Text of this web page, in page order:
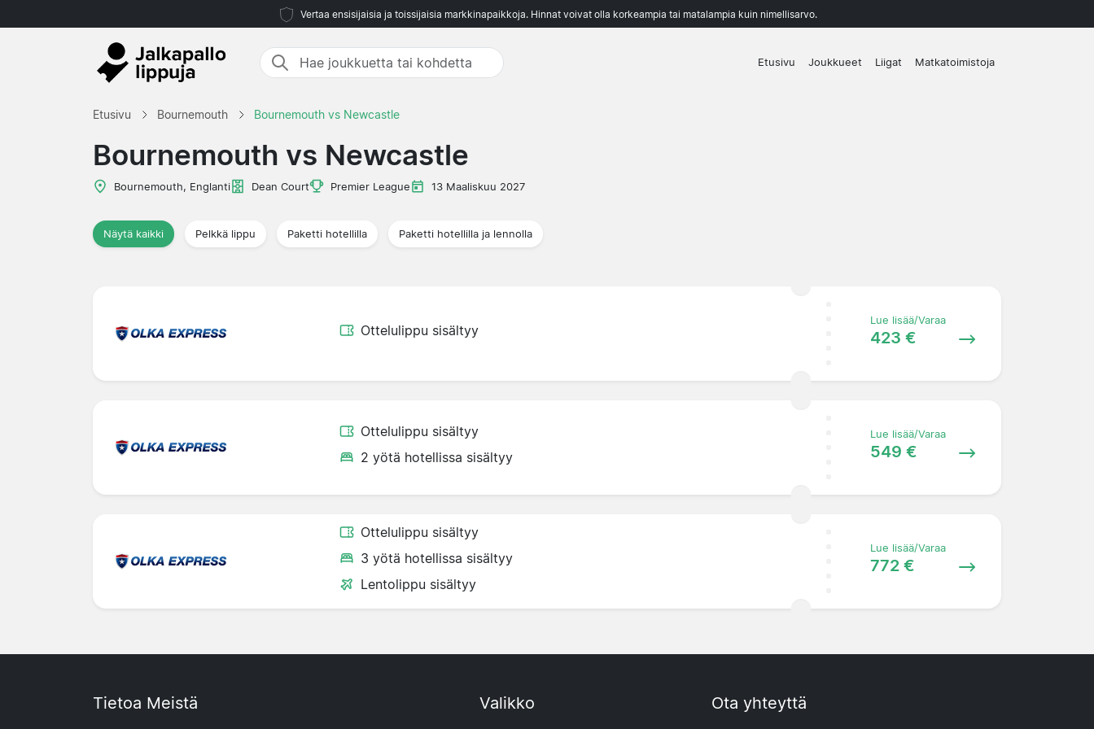
Vertaa ensisijaisia ja toissijaisia markkinapaikkoja. Hinnat voivat olla korkeampia tai matalampia kuin nimellisarvo.
Etusivu Joukkueet Liigat Matkatoimistoja
Etusivu Bournemouth Bournemouth vs Newcastle
Bournemouth vs Newcastle
Bournemouth, Englanti Dean Court Premier League 13 Maaliskuu 2027
Näytä kaikki Pelkkä lippu Paketti hotellilla Paketti hotellilla ja lennolla
Ottelulippu sisältyy
Lue lisää/Varaa
423 €
Ottelulippu sisältyy
2 yötä hotellissa sisältyy
Lue lisää/Varaa
549 €
Ottelulippu sisältyy
3 yötä hotellissa sisältyy
Lentolippu sisältyy
Lue lisää/Varaa
772 €
Tietoa Meistä Valikko Ota yhteyttä